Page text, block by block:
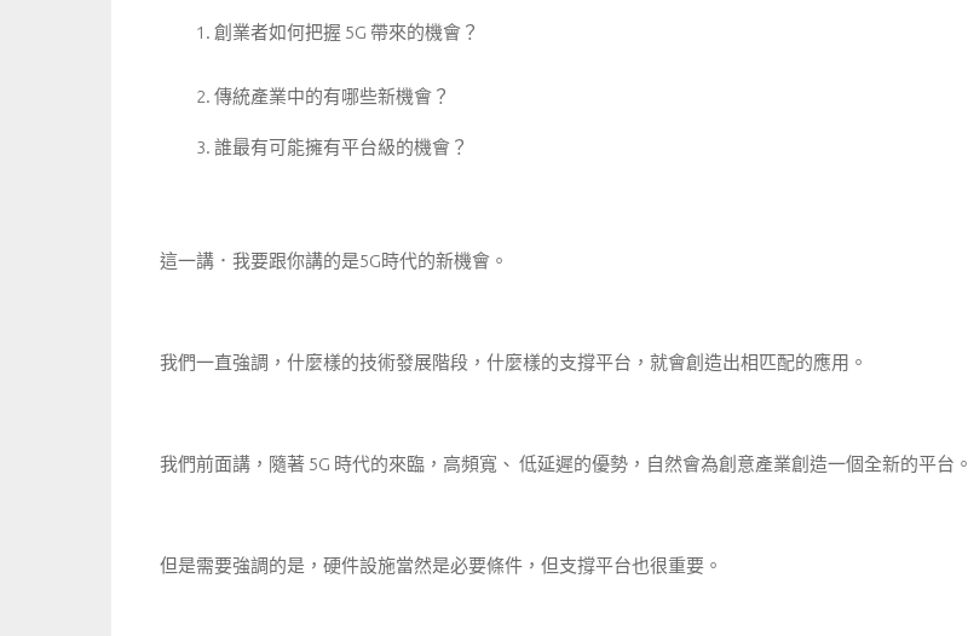
創業者如何把握 5G 帶來的機會？
傳統產業中的有哪些新機會？
誰最有可能擁有平台級的機會？
這一講．我要跟你講的是5G時代的新機會。
我們一直強調，什麼樣的技術發展階段，什麼樣的支撐平台，就會創造出相匹配的應用。
我們前面講，隨著 5G 時代的來臨，高頻寬、 低延遲的優勢，自然會為創意產業創造一個全新的平台。
但是需要強調的是，硬件設施當然是必要條件，但支撐平台也很重要。